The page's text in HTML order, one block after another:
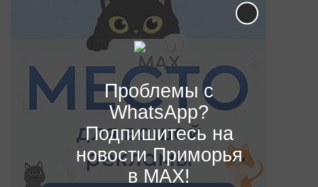
Проблемы с
WhatsApp?
Подпишитесь на
новости Приморья
в MAX!